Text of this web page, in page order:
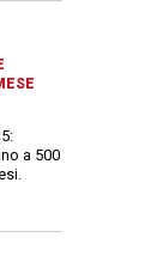
a 500